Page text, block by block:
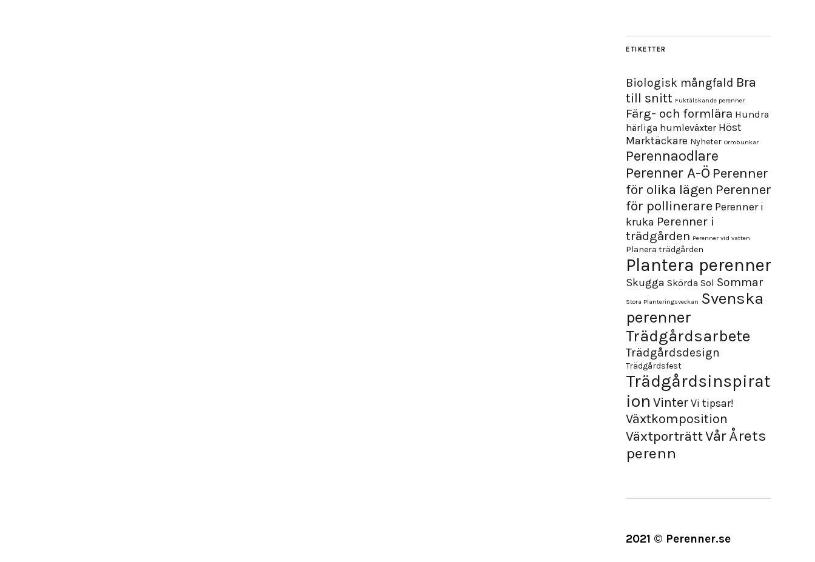
ETIKETTER
Biologisk mångfald Bra
till snitt Fuktälskande perenner
Färg- och formlära Hundra
härliga humleväxter Höst
Marktäckare Nyheter Ormbunkar
Perennaodlare
Perenner A-Ö Perenner
för olika lägen Perenner
för pollinerare Perenner i
kruka Perenner i
trädgården Perenner vid vatten
Planera trädgården
Plantera perenner
Skugga Skörda Sol Sommar
Stora Planteringsveckan Svenska
perenner
Trädgårdsarbete
Trädgårdsdesign
Trädgårdsfest
Trädgårdsinspirat
ion VinterVi tipsar!
Växtkomposition
VäxtporträttVårÅrets
perenn
2021 © Perenner.se